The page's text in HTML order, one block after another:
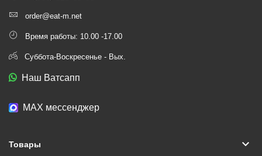
order@eat-m.net
Время работы: 10.00 -17.00
Суббота-Воскресенье - Вых.
Наш Ватсапп
МАХ мессенджер
Товары keyboard_arrow_down